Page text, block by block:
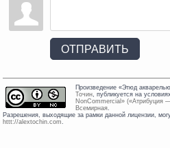
ОТПРАВИТЬ
Произведение «Этюд
Точин , публикуется на условиях
NonCommercial» («Атрибуция
Всемирная
Разрешения, выходящие за рамки данной лицензии,
httt://alextochin.com